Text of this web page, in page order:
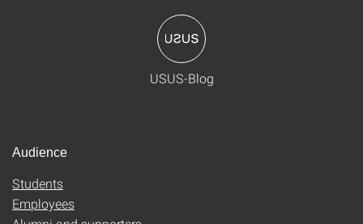
USUS-Blog
Audience
Students
Employees